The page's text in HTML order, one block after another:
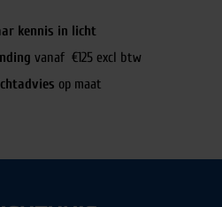
kennis in licht
vanaf €125 excl btw
op maat